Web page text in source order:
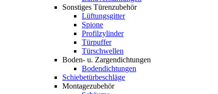
Sonstiges Türenzubehör
Lüftungsgitter
Spione
Profilzylinder
Türpuffer
Türschwellen
Boden- u. Zargendichtungen
Bodendichtungen
Schiebetürbeschläge
Montagezubehör